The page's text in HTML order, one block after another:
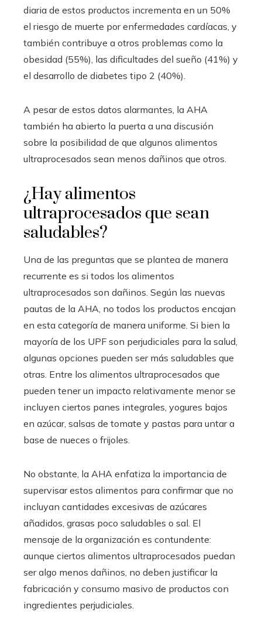
diaria de estos productos incrementa en un 50%
el riesgo de muerte por enfermedades cardíacas, y
también contribuye a otros problemas como la
obesidad (55%), las dificultades del sueño (41%) y
el desarrollo de diabetes tipo 2 (40%).
A pesar de estos datos alarmantes, la AHA
también ha abierto la puerta a una discusión
sobre la posibilidad de que algunos alimentos
ultraprocesados sean menos dañinos que otros.
¿Hay alimentos
ultraprocesados que sean
saludables?
Una de las preguntas que se plantea de manera
recurrente es si todos los alimentos
ultraprocesados son dañinos. Según las nuevas
pautas de la AHA, no todos los productos encajan
en esta categoría de manera uniforme. Si bien la
mayoría de los UPF son perjudiciales para la salud,
algunas opciones pueden ser más saludables que
otras. Entre los alimentos ultraprocesados que
pueden tener un impacto relativamente menor se
incluyen ciertos panes integrales, yogures bajos
en azúcar, salsas de tomate y pastas para untar a
base de nueces o frijoles.
No obstante, la AHA enfatiza la importancia de
supervisar estos alimentos para confirmar que no
incluyan cantidades excesivas de azúcares
añadidos, grasas poco saludables o sal. El
mensaje de la organización es contundente:
aunque ciertos alimentos ultraprocesados puedan
ser algo menos dañinos, no deben justificar la
fabricación y consumo masivo de productos con
ingredientes perjudiciales.